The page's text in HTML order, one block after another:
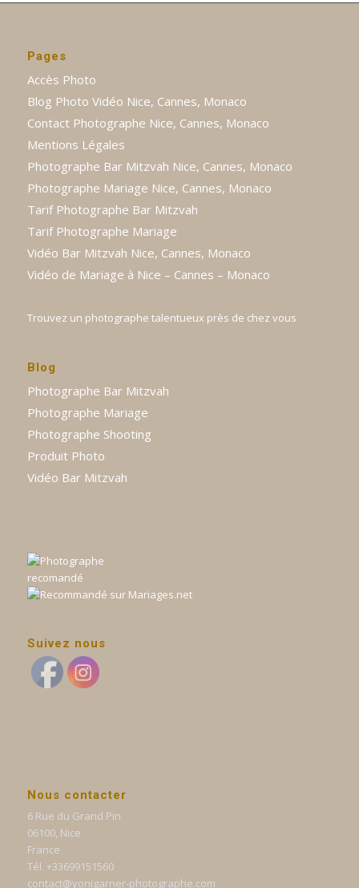
Pages
Accès Photo
Blog Photo Vidéo Nice, Cannes, Monaco
Contact Photographe Nice, Cannes, Monaco
Mentions Légales
Photographe Bar Mitzvah Nice, Cannes, Monaco
Photographe Mariage Nice, Cannes, Monaco
Tarif Photographe Bar Mitzvah
Tarif Photographe Mariage
Vidéo Bar Mitzvah Nice, Cannes, Monaco
Vidéo de Mariage à Nice – Cannes – Monaco
Trouvez un photographe talentueux près de chez vous
Blog
Photographe Bar Mitzvah
Photographe Mariage
Photographe Shooting
Produit Photo
Vidéo Bar Mitzvah
Suivez nous
Nous contacter
6 Rue du Grand Pin
06100, Nice
France
Tél. +33699151560
contact@yonigarner-photographe.com